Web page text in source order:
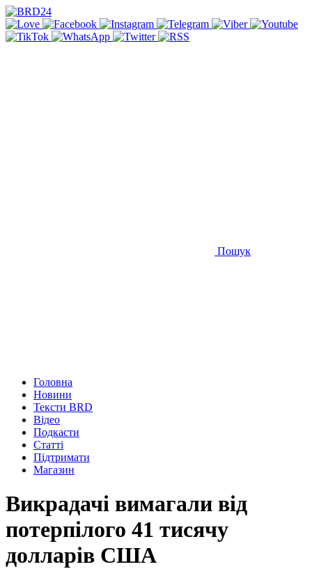
Пошук
Головна
Новини
Тексти BRD
Відео
Подкасти
Статті
Підтримати
Магазин
Викрадачі вимагали від
потерпілого 41 тисячу
долларів США